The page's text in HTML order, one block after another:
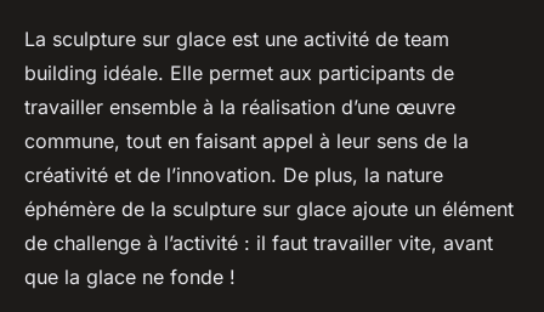
La sculpture sur glace est une activité de team
building idéale. Elle permet aux participants de
travailler ensemble à la réalisation d’une œuvre
commune, tout en faisant appel à leur sens de la
créativité et de l’innovation. De plus, la nature
éphémère de la sculpture sur glace ajoute un élément
de challenge à l’activité : il faut travailler vite, avant
que la glace ne fonde !